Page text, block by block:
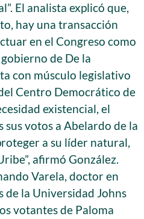
El analista explicó que,
hay una transacción
en el Congreso como
de De la
con músculo legislativo
Centro Democrático de
existencial, el
votos a Abelardo de la
a su líder natural,
afirmó González.
Varela, doctor en
la Universidad Johns
votantes de Paloma